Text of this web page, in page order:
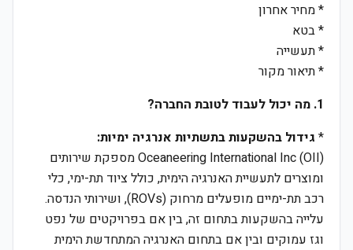
* מחיר אחרון
* בטא
* תעשייה
* תיאור מקור
1. מה יכול לעבוד לטובת החברה?
* גידול בהשקעות בתשתיות אנרגיה ימיות:
Oceaneering International Inc (OII) מספקת שירותים
ומוצרים לתעשיית האנרגיה הימית, כולל ציוד תת-ימי, כלי
רכב תת-ימיים מופעלים מרחוק (ROVs), ושירותי הנדסה.
עלייה בהשקעות בתחום זה, בין אם בפרויקטים של נפט
וגז עמוקים ובין אם בתחום האנרגיה המתחדשת הימית